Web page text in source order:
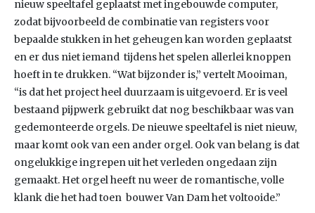
nieuw speeltafel geplaatst met ingebouwde computer,
zodat bijvoorbeeld de combinatie van registers voor
bepaalde stukken in het geheugen kan worden geplaatst
en er dus niet iemand tijdens het spelen allerlei knoppen
hoeft in te drukken. “Wat bijzonder is,” vertelt Mooiman,
“is dat het project heel duurzaam is uitgevoerd. Er is veel
bestaand pijpwerk gebruikt dat nog beschikbaar was van
gedemonteerde orgels. De nieuwe speeltafel is niet nieuw,
maar komt ook van een ander orgel. Ook van belang is dat
ongelukkige ingrepen uit het verleden ongedaan zijn
gemaakt. Het orgel heeft nu weer de romantische, volle
klank die het had toen bouwer Van Dam het voltooide.”